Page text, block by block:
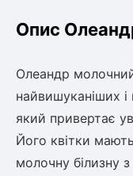
Опис
Олеандр
найвишуканіших і
який привертає
Його квітки
молочну білизну